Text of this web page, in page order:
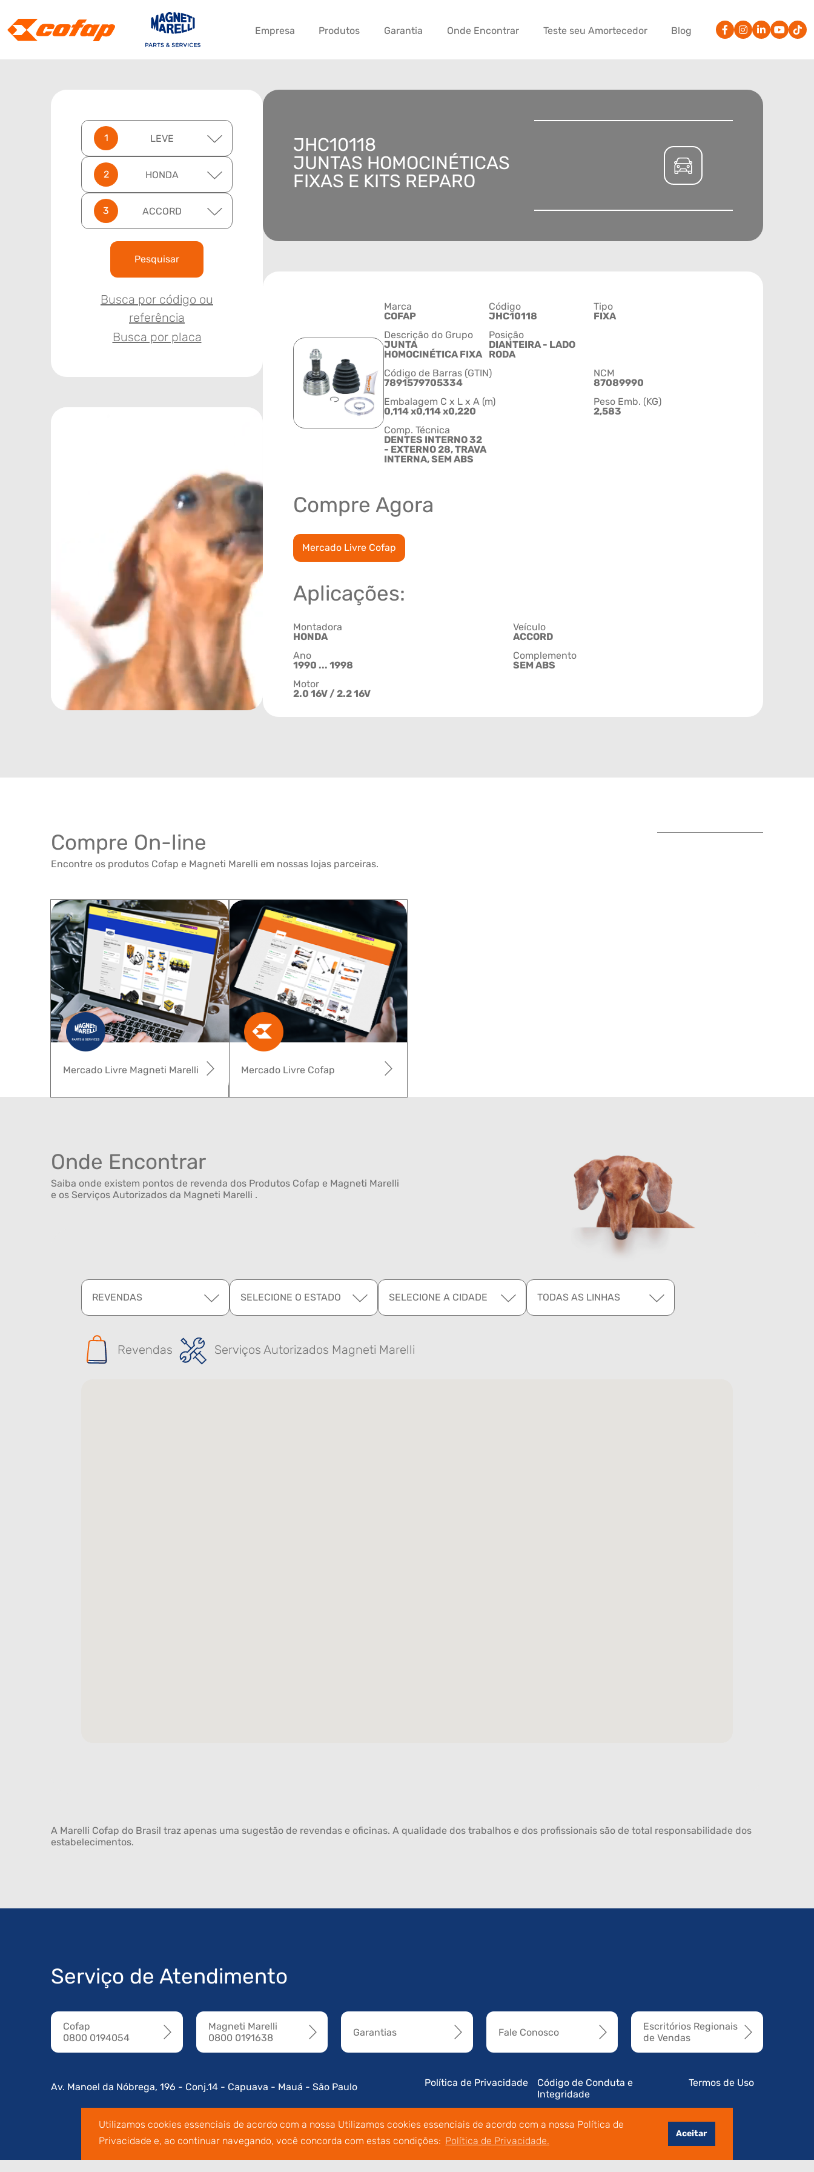
Utilizamos cookies essenciais de acordo com a nossa Utilizamos cookies essenciais de acordo com a nossa Política de
Privacidade e, ao continuar navegando, você concorda com estas condições: Política de Privacidade.
Aceitar
Empresa Produtos Garantia Onde Encontrar Teste seu Amortecedor Blog
LEVE
HONDA
ACCORD
Pesquisar
Busca por código ou
referência
Busca por placa
JHC10118
JUNTAS HOMOCINÉTICAS
FIXAS E KITS REPARO
Marca
COFAP
Código
JHC10118
Tipo
FIXA
Descrição do Grupo
JUNTA
HOMOCINÉTICA FIXA
Posição
DIANTEIRA - LADO
RODA
Código de Barras (GTIN)
7891579705334
NCM
87089990
Embalagem C x L x A (m)
0,114 x0,114 x0,220
Peso Emb. (KG)
2,583
Comp. Técnica
DENTES INTERNO 32
- EXTERNO 28, TRAVA
INTERNA, SEM ABS
Compre Agora
Mercado Livre Cofap
Aplicações:
Montadora
HONDA
Veículo
ACCORD
Ano
1990 ... 1998
Complemento
SEM ABS
Motor
2.0 16V / 2.2 16V
Compre On-line
Encontre os produtos Cofap e Magneti Marelli em nossas lojas parceiras.
Mercado Livre Cofap
Mercado Livre Magneti Marelli
Onde Encontrar
Saiba onde existem pontos de revenda dos Produtos Cofap e Magneti Marelli
e os Serviços Autorizados da Magneti Marelli .
REVENDAS SELECIONE O ESTADO SELECIONE A CIDADE TODAS AS LINHAS
Revendas Serviços Autorizados Magneti Marelli
A Marelli Cofap do Brasil traz apenas uma sugestão de revendas e oficinas. A qualidade dos trabalhos e dos profissionais são de total responsabilidade dos
estabelecimentos.
Serviço de Atendimento
Cofap
0800 0194054
Magneti Marelli
0800 0191638
Garantias Fale Conosco
Escritórios Regionais
de Vendas
Av. Manoel da Nóbrega, 196 - Conj.14 - Capuava - Mauá - São Paulo Termos de Uso
Código de Conduta e
Integridade
Política de Privacidade